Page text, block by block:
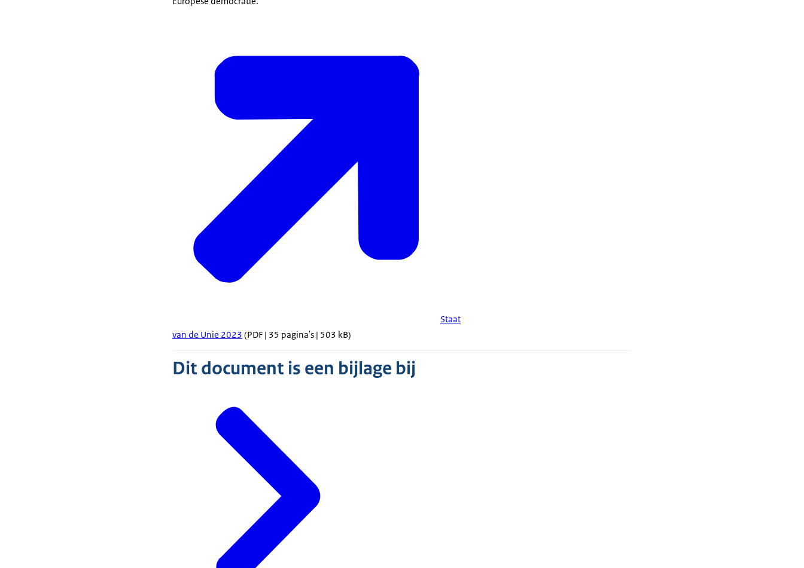
Staat
van de Unie 2023 (PDF | 35 pagina's | 503 kB)
Dit document is een bijlage bij